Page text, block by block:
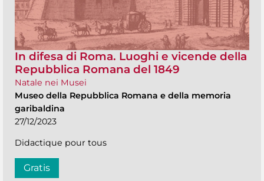
In difesa di Roma. Luoghi e vicende della
Repubblica Romana del 1849
Natale nei Musei
Museo della Repubblica Romana e della memoria
garibaldina
27/12/2023
Didactique pour tous
Gratis